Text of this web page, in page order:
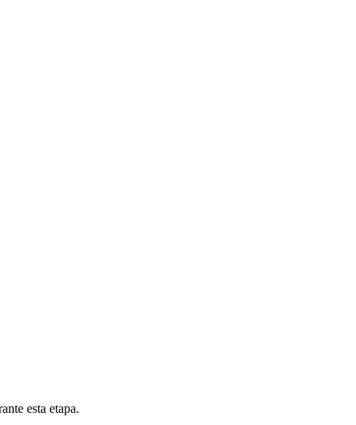
esta etapa.